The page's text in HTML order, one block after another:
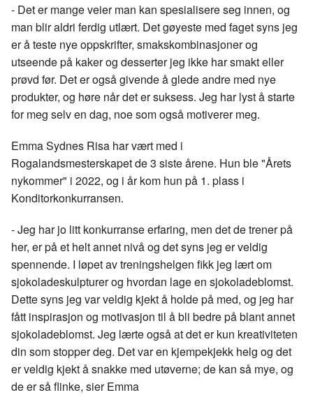
- Det er mange veier man kan spesialisere seg innen, og
man blir aldri ferdig utlært. Det gøyeste med faget syns jeg
er å teste nye oppskrifter, smakskombinasjoner og
utseende på kaker og desserter jeg ikke har smakt eller
prøvd før. Det er også givende å glede andre med nye
produkter, og høre når det er suksess. Jeg har lyst å starte
for meg selv en dag, noe som også motiverer meg.
Emma Sydnes Risa har vært med i
Rogalandsmesterskapet de 3 siste årene. Hun ble "Årets
nykommer" i 2022, og i år kom hun på 1. plass i
Konditorkonkurransen.
- Jeg har jo litt konkurranse erfaring, men det de trener på
her, er på et helt annet nivå og det syns jeg er veldig
spennende. I løpet av treningshelgen fikk jeg lært om
sjokoladeskulpturer og hvordan lage en sjokoladeblomst.
Dette syns jeg var veldig kjekt å holde på med, og jeg har
fått inspirasjon og motivasjon til å bli bedre på blant annet
sjokoladeblomst. Jeg lærte også at det er kun kreativiteten
din som stopper deg. Det var en kjempekjekk helg og det
er veldig kjekt å snakke med utøverne; de kan så mye, og
de er så flinke, sier Emma